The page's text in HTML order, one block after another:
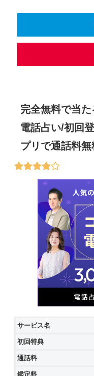
完全無料で当
電話占い/初回
プリで通話料無
サービス名
初回特典
通話料
鑑定料